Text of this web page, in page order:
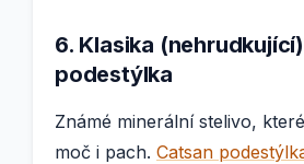
6. Klasika
podestýlka
Známé minerální stelivo,
moč i pach. Catsan